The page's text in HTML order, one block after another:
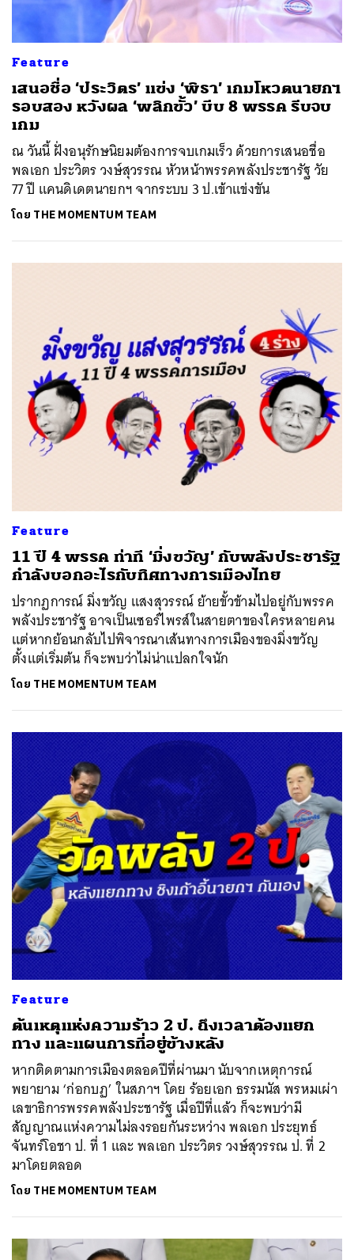
Feature
เสนอชื่อ ‘ประวิตร’ แข่ง ‘พิธา’ เกมโหวตนายกฯ
รอบสอง หวังผล ‘พลิกขั้ว’ บีบ 8 พรรค รีบจบ
เกม
ณ วันนี้ ฝั่งอนุรักษนิยมต้องการจบเกมเร็ว ด้วยการเสนอชื่อ
พลเอก ประวิตร วงษ์สุวรรณ หัวหน้าพรรคพลังประชารัฐ วัย
77 ปี แคนดิเดตนายกฯ จากระบบ 3 ป.เข้าแข่งขัน
โดย THE MOMENTUM TEAM
Feature
11 ปี 4 พรรค ท่าที ‘มิ่งขวัญ’ กับพลังประชารัฐ
กำลังบอกอะไรกับทิศทางการเมืองไทย
ปรากฏการณ์ มิ่งขวัญ แสงสุวรรณ์ ย้ายขั้วข้ามไปอยู่กับพรรค
พลังประชารัฐ อาจเป็นเซอร์ไพรส์ในสายตาของใครหลายคน
แต่หากย้อนกลับไปพิจารณาเส้นทางการเมืองของมิ่งขวัญ
ตั้งแต่เริ่มต้น ก็จะพบว่าไม่น่าแปลกใจนัก
โดย THE MOMENTUM TEAM
Feature
ต้นเหตุแห่งความร้าว 2 ป. ถึงเวลาต้องแยก
ทาง และแผนการที่อยู่ข้างหลัง
หากติดตามการเมืองตลอดปีที่ผ่านมา นับจากเหตุการณ์
พยายาม ‘ก่อกบฏ’ ในสภาฯ โดย ร้อยเอก ธรรมนัส พรหมเผ่า
เลขาธิการพรรคพลังประชารัฐ เมื่อปีที่แล้ว ก็จะพบว่ามี
สัญญาณแห่งความไม่ลงรอยกันระหว่าง พลเอก ประยุทธ์
จันทร์โอชา ป. ที่ 1 และ พลเอก ประวิตร วงษ์สุวรรณ ป. ที่ 2
มาโดยตลอด
โดย THE MOMENTUM TEAM